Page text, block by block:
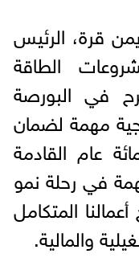
قرة، الرئيس
الطاقة
في البورصة
مهمة لضمان
عام القادمة
في رحلة نمو
المتكامل
والمالية.